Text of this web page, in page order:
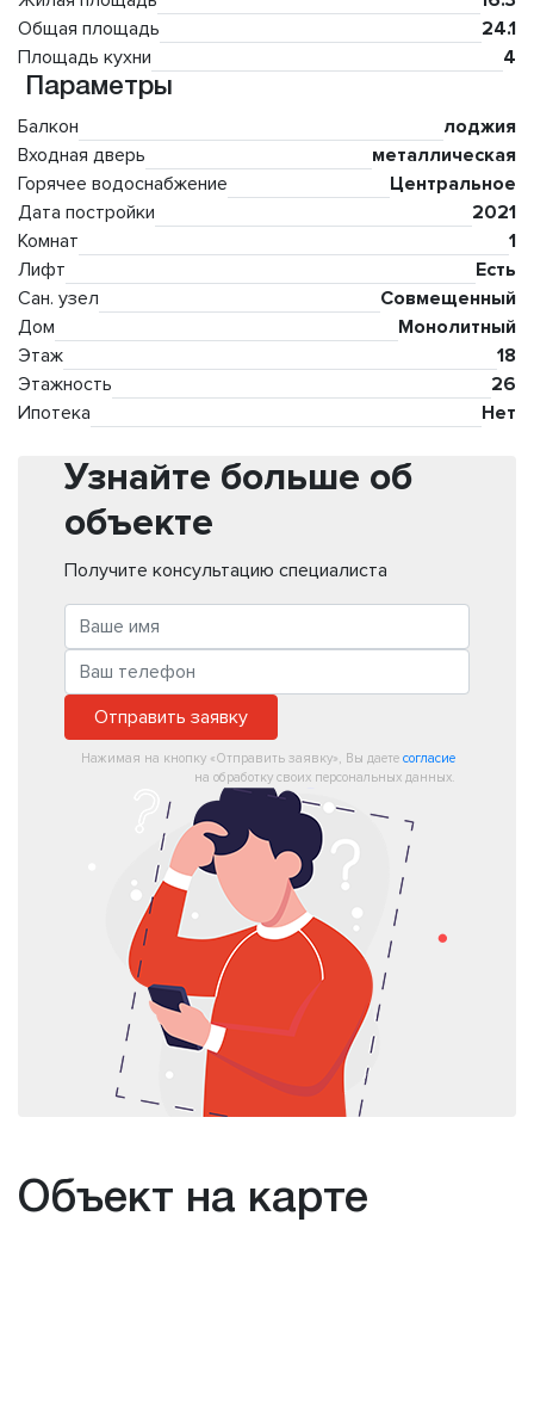
Общая площадь
24.1
Площадь кухни
4
Параметры
Балкон
лоджия
Входная дверь
металлическая
Горячее водоснабжение
Центральное
Дата постройки
2021
Комнат
1
Лифт
Есть
Сан. узел
Совмещенный
Дом
Монолитный
Этаж
18
Этажность
26
Ипотека
Нет
Узнайте больше об
объекте
Получите консультацию специалиста
Отправить заявку
Нажимая на кнопку «Отправить заявку», Вы даете согласие
на обработку своих персональных данных.
Объект на карте